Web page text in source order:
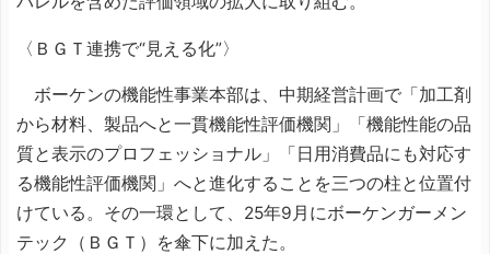
〈ＢＧＴ連携で“見える化”〉
ボーケンの機能性事業本部は、中期経営計画で「加工剤
から材料、製品へと一貫機能性評価機関」「機能性能の品
質と表示のプロフェッショナル」「日用消費品にも対応す
る機能性評価機関」へと進化することを三つの柱と位置付
けている。その一環として、25年9月にボーケンガーメン
テック（ＢＧＴ）を傘下に加えた。